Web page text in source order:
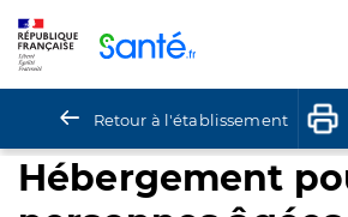
Retour à l'établissement
Hébergement